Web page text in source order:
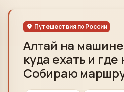
Путешествия по России
Алтай на
куда ехать и где
Собираю